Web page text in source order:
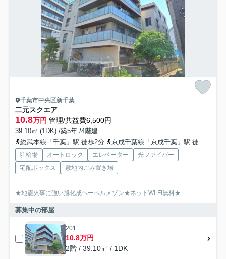
千葉市中央区新千葉
二元スクエア
10.8万円 管理/共益費6,500円
39.10㎡ (1DK) /築5年 /4階建
総武本線「千葉」駅 徒歩2分
京成千葉線「京成千葉」駅 徒歩5分
駐輪場 オートロック エレベーター
光ファイバー
宅配ボックス
敷地内ごみ置き場
★地震火事に強い旭化成ヘーベルメゾン★ネットWi-Fi無料★
募集中の部屋
201
10.8万円
2階 / 39.10㎡ / 1DK